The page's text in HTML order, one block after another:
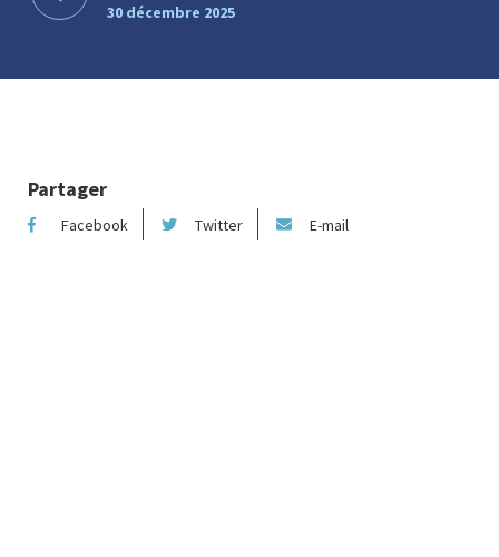
30 décembre 2025
Partager
Facebook Twitter E-mail